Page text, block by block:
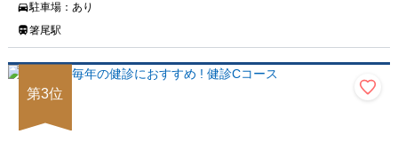
駐車場： あり
箸尾駅
第3位